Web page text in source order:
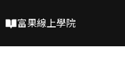
富果線上學院